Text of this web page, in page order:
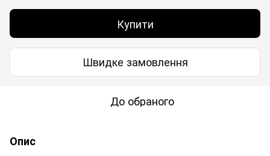
Купити
Швидке замовлення
До обраного
Опис